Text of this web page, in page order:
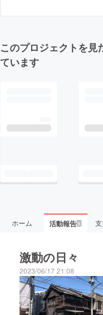
このプロジェクトを見
ています
ホーム 活動報告8
激動の日々
2023/06/17 21:08